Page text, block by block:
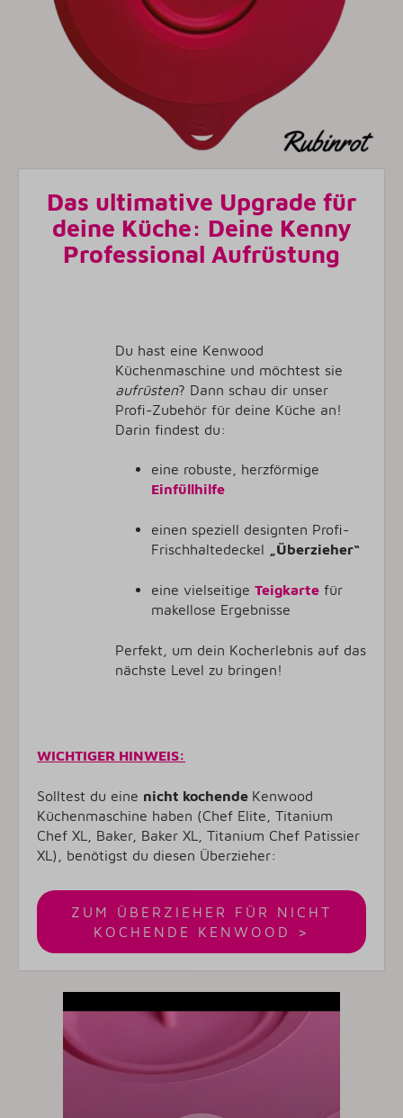
Das ultimative Upgrade für
deine Küche: Deine Kenny
Professional Aufrüstung
Du hast eine Kenwood
Küchenmaschine und möchtest sie
aufrüsten? Dann schau dir unser
Profi-Zubehör für deine Küche an!
Darin findest du:
eine robuste, herzförmige
Einfüllhilfe
einen speziell designten Profi-
Frischhaltedeckel
„Überzieher“
eine vielseitige Teigkarte für
makellose Ergebnisse
Perfekt, um dein Kocherlebnis auf das
nächste Level zu bringen!
WICHTIGER HINWEIS:
Solltest du eine nicht kochende Kenwood
Küchenmaschine haben (Chef Elite, Titanium
Chef XL, Baker, Baker XL, Titanium Chef Patissier
XL), benötigst du diesen Überzieher:
ZUM ÜBERZIEHER FÜR NICHT
KOCHENDE KENWOOD >